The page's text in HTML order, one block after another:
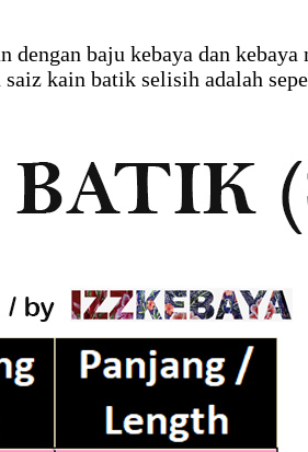
baju kebaya dan kebaya
kain batik selisih adalah